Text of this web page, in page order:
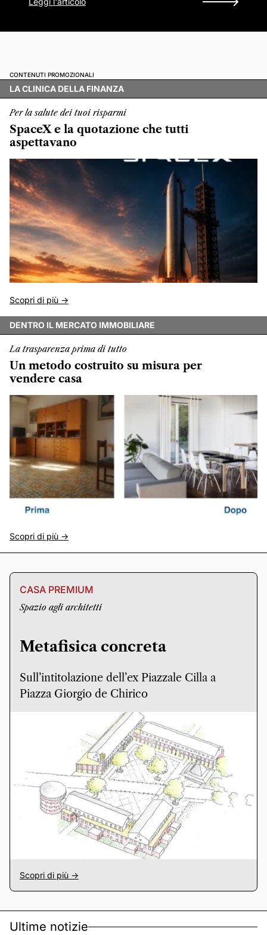
CONTENUTI PROMOZIONALI
LA CLINICA DELLA FINANZA
Per la salute dei tuoi risparmi
SpaceX e la quotazione che tutti
aspettavano
Scopri di più ->
DENTRO IL MERCATO IMMOBILIARE
La trasparenza prima di tutto
Un metodo costruito su misura per
vendere casa
Scopri di più ->
CASA PREMIUM
Spazio agli architetti
Metafisica concreta
Sull’intitolazione dell’ex Piazzale Cilla a
Piazza Giorgio de Chirico
Scopri di più ->
Ultime notizie